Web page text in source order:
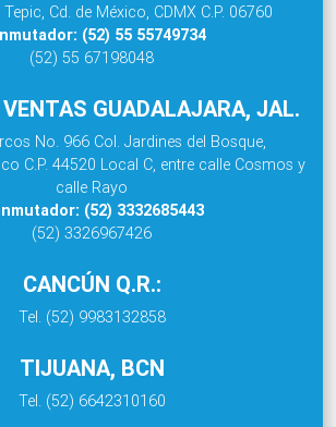
Cd. de México, CDMX C.P. 06760
(52) 55 55749734
(52) 55 67198048
VENTAS GUADALAJARA, JAL.
No. 966 Col. Jardines del Bosque,
C.P. 44520 Local C, entre calle Cosmos y
calle Rayo
(52) 3332685443
(52) 3326967426
CANCÚN Q.R.:
Tel. (52) 9983132858
TIJUANA, BCN
Tel. (52) 6642310160